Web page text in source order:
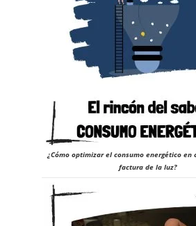
¿Cómo optimizar el consumo energético en
factura de la luz?